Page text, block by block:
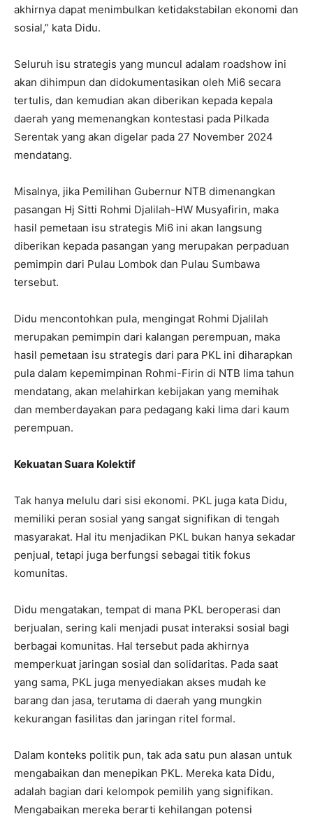
akhirnya dapat menimbulkan ketidakstabilan ekonomi dan
sosial,” kata Didu.
Seluruh isu strategis yang muncul adalam roadshow ini
akan dihimpun dan didokumentasikan oleh Mi6 secara
tertulis, dan kemudian akan diberikan kepada kepala
daerah yang memenangkan kontestasi pada Pilkada
Serentak yang akan digelar pada 27 November 2024
mendatang.
Misalnya, jika Pemilihan Gubernur NTB dimenangkan
pasangan Hj Sitti Rohmi Djalilah-HW Musyafirin, maka
hasil pemetaan isu strategis Mi6 ini akan langsung
diberikan kepada pasangan yang merupakan perpaduan
pemimpin dari Pulau Lombok dan Pulau Sumbawa
tersebut.
Didu mencontohkan pula, mengingat Rohmi Djalilah
merupakan pemimpin dari kalangan perempuan, maka
hasil pemetaan isu strategis dari para PKL ini diharapkan
pula dalam kepemimpinan Rohmi-Firin di NTB lima tahun
mendatang, akan melahirkan kebijakan yang memihak
dan memberdayakan para pedagang kaki lima dari kaum
perempuan.
Kekuatan Suara Kolektif
Tak hanya melulu dari sisi ekonomi. PKL juga kata Didu,
memiliki peran sosial yang sangat signifikan di tengah
masyarakat. Hal itu menjadikan PKL bukan hanya sekadar
penjual, tetapi juga berfungsi sebagai titik fokus
komunitas.
Didu mengatakan, tempat di mana PKL beroperasi dan
berjualan, sering kali menjadi pusat interaksi sosial bagi
berbagai komunitas. Hal tersebut pada akhirnya
memperkuat jaringan sosial dan solidaritas. Pada saat
yang sama, PKL juga menyediakan akses mudah ke
barang dan jasa, terutama di daerah yang mungkin
kekurangan fasilitas dan jaringan ritel formal.
Dalam konteks politik pun, tak ada satu pun alasan untuk
mengabaikan dan menepikan PKL. Mereka kata Didu,
adalah bagian dari kelompok pemilih yang signifikan.
Mengabaikan mereka berarti kehilangan potensi